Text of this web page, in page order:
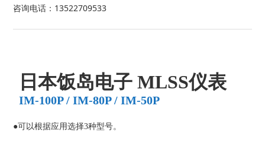
咨询电话：13522709533
日本饭岛电子 MLSS仪表
IM-100P / IM-80P / IM-50P
●可以根据应用选择3种型号。